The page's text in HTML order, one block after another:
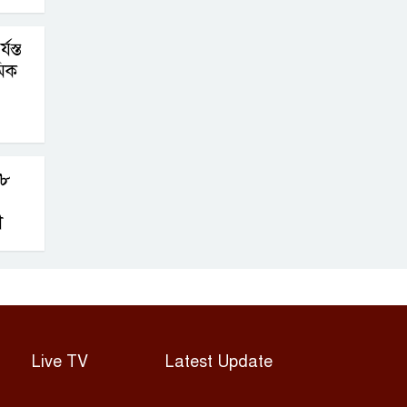
Live TV Latest Update